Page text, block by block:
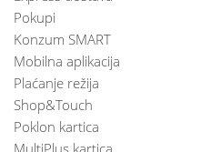
Pokupi
Konzum SMART
Mobilna aplikacija
Plaćanje režija
Shop&Touch
Poklon kartica
MultiPlus kartica